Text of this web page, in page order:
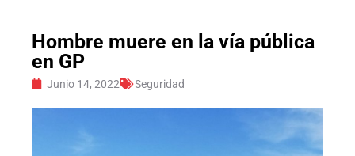
Hombre muere en la vía pública
en GP
Junio 14, 2022 Seguridad